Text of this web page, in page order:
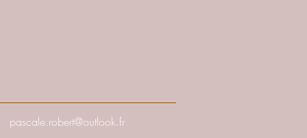
pascale.robert@outlook.fr